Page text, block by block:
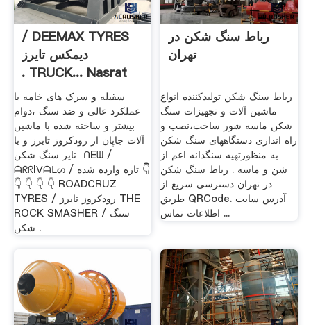
‫DEEMAX TYRES /
دیمکس تایرز
TRUCK... Nasrat .
سقیله و سرک های خامه با
عملکرد عالی و ضد سنگ ،دوام
بیشتر و ساخته شده با ماشین
آلات جاپان از رودکروز تایرز و یا
تایر سنگ شکن ‌ ᑎEᗯ /
ᗩᖇᖇIᐯᗩᒪᔕ / تازه وارده شده 👇
👇 👇 👇 👇 ROADCRUZ
TYRES / رودکروز تایرز THE
ROCK SMASHER / سنگ
شکن .
رباط سنگ شکن در
تهران
رباط سنگ شکن تولیدکننده انواع
ماشین آلات و تجهیزات سنگ
شکن ماسه شور ساخت،نصب و
راه اندازی دستگاههای سنگ شکن
به منظورتهیه سنگدانه اعم از
شن و ماسه . رباط سنگ شکن
در تهران دسترسی سریع از
طریق QRCode. آدرس سایت
اطلاعات تماس ...